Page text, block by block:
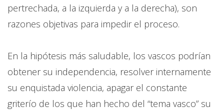
pertrechada, a la izquierda y a la derecha), son
razones objetivas para impedir el proceso.
En la hipótesis más saludable, los vascos podrían
obtener su independencia, resolver internamente
su enquistada violencia, apagar el constante
griterío de los que han hecho del “tema vasco” su